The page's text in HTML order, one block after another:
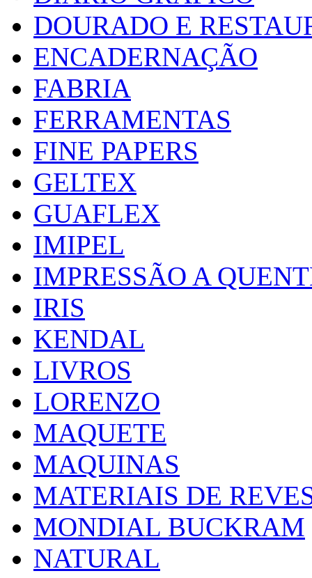
DOURADO E
ENCADERNAÇÃO
FABRIA
FERRAMENTAS
FINE PAPERS
GELTEX
GUAFLEX
IMIPEL
IMPRESSÃO A
IRIS
KENDAL
LIVROS
LORENZO
MAQUETE
MAQUINAS
MATERIAIS DE
MONDIAL BUCKRAM
NATURAL